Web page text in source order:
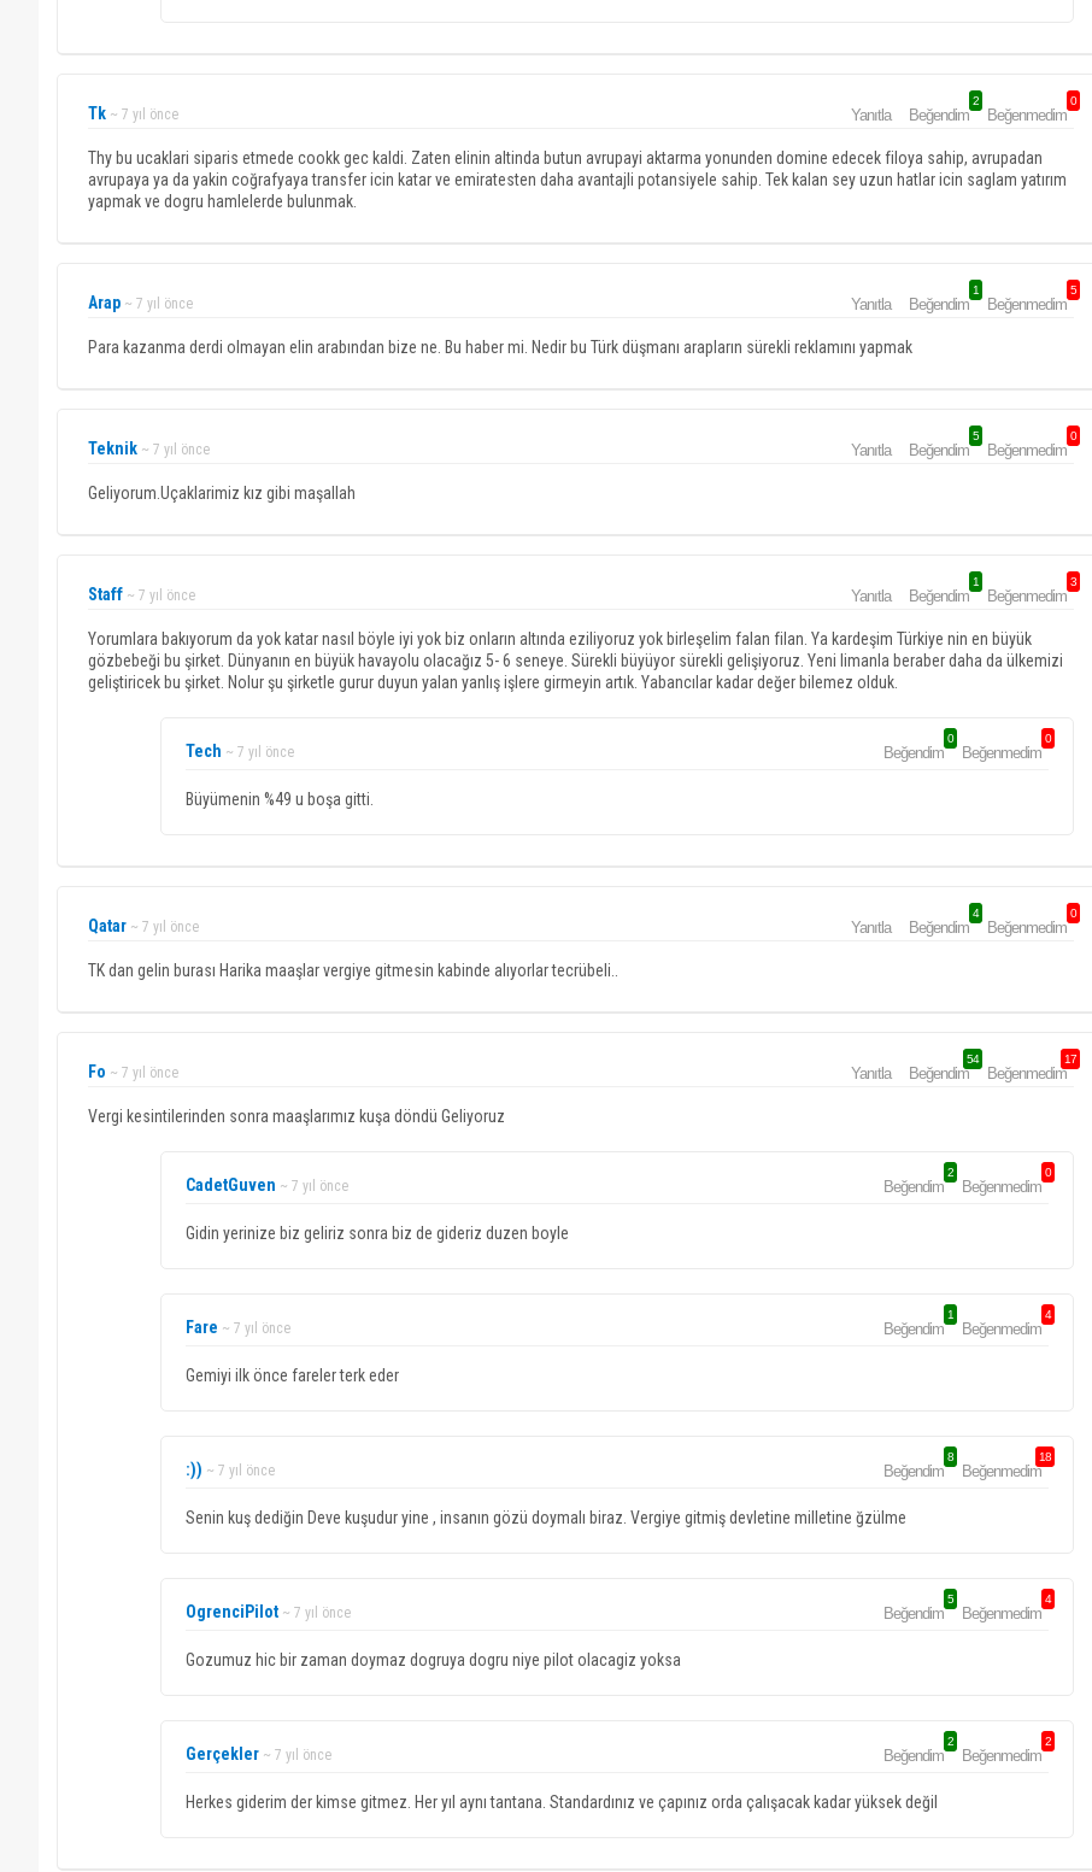
Tk ~ 7 yıl önce Yanıtla Beğendim
2
Beğenmedim
0
Thy bu ucaklari siparis etmede cookk gec kaldi. Zaten elinin altinda butun avrupayi aktarma yonunden domine edecek filoya sahip, avrupadan
avrupaya ya da yakin coğrafyaya transfer icin katar ve emiratesten daha avantajli potansiyele sahip. Tek kalan sey uzun hatlar icin saglam yatırım
yapmak ve dogru hamlelerde bulunmak.
Arap ~ 7 yıl önce Yanıtla Beğendim
1
Beğenmedim
5
Para kazanma derdi olmayan elin arabından bize ne. Bu haber mi. Nedir bu Türk düşmanı arapların sürekli reklamını yapmak
Teknik ~ 7 yıl önce Yanıtla Beğendim
5
Beğenmedim
0
Geliyorum.Uçaklarimiz kız gibi maşallah
Staff ~ 7 yıl önce Yanıtla Beğendim
1
Beğenmedim
3
Yorumlara bakıyorum da yok katar nasıl böyle iyi yok biz onların altında eziliyoruz yok birleşelim falan filan. Ya kardeşim Türkiye nin en büyük
gözbebeği bu şirket. Dünyanın en büyük havayolu olacağız 5- 6 seneye. Sürekli büyüyor sürekli gelişiyoruz. Yeni limanla beraber daha da ülkemizi
geliştiricek bu şirket. Nolur şu şirketle gurur duyun yalan yanlış işlere girmeyin artık. Yabancılar kadar değer bilemez olduk.
Tech ~ 7 yıl önce Beğendim
0
Beğenmedim
0
Büyümenin %49 u boşa gitti.
Qatar ~ 7 yıl önce Yanıtla Beğendim
4
Beğenmedim
0
TK dan gelin burası Harika maaşlar vergiye gitmesin kabinde alıyorlar tecrübeli..
Fo ~ 7 yıl önce Yanıtla Beğendim
54
Beğenmedim
17
Vergi kesintilerinden sonra maaşlarımız kuşa döndü Geliyoruz
CadetGuven ~ 7 yıl önce Beğendim
2
Beğenmedim
0
Gidin yerinize biz geliriz sonra biz de gideriz duzen boyle
Fare ~ 7 yıl önce Beğendim
1
Beğenmedim
4
Gemiyi ilk önce fareler terk eder
:)) ~ 7 yıl önce Beğendim
8
Beğenmedim
18
Senin kuş dediğin Deve kuşudur yine , insanın gözü doymalı biraz. Vergiye gitmiş devletine milletine ğzülme
OgrenciPilot ~ 7 yıl önce Beğendim
5
Beğenmedim
4
Gozumuz hic bir zaman doymaz dogruya dogru niye pilot olacagiz yoksa
Gerçekler ~ 7 yıl önce Beğendim
2
Beğenmedim
2
Herkes giderim der kimse gitmez. Her yıl aynı tantana. Standardınız ve çapınız orda çalışacak kadar yüksek değil